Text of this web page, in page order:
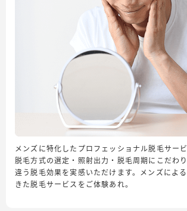
メンズに特化したプロフェッショナル脱毛サー
脱毛方式の選定・照射出力・脱毛周期にこだわ
違う脱毛効果を実感いただけます。メンズによ
きた脱毛サービスをご体験あれ。